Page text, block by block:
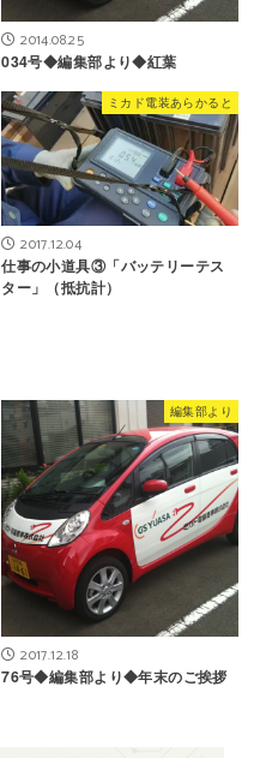
2014.08.25
034号◆編集部より◆紅葉
ミカド電装あらかると
2017.12.04
仕事の小道具③「バッテリーテス
ター」（抵抗計）
編集部より
2017.12.18
76号◆編集部より◆年末のご挨拶